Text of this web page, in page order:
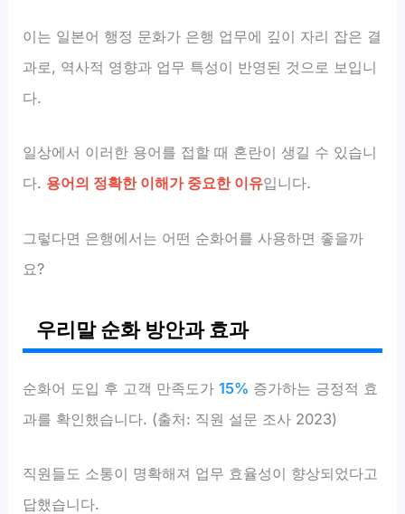
이는 일본어 행정 문화가 은행 업무에 깊이 자리 잡은 결
과로, 역사적 영향과 업무 특성이 반영된 것으로 보입니
다.
일상에서 이러한 용어를 접할 때 혼란이 생길 수 있습니
다. 용어의 정확한 이해가 중요한 이유입니다.
그렇다면 은행에서는 어떤 순화어를 사용하면 좋을까
요?
우리말 순화 방안과 효과
순화어 도입 후 고객 만족도가15% 증가하는 긍정적 효
과를 확인했습니다. (출처: 직원 설문 조사 2023)
직원들도 소통이 명확해져 업무 효율성이 향상되었다고
답했습니다.